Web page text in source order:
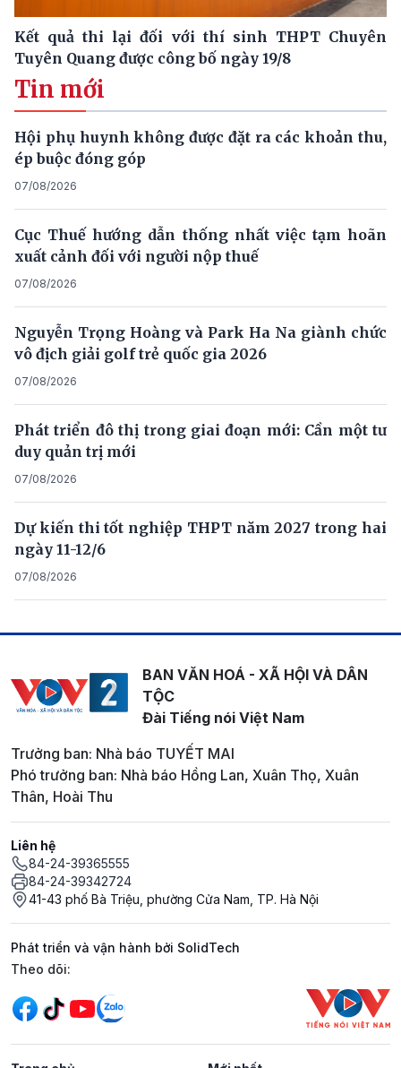
Kết quả thi lại đối với thí sinh THPT Chuyên
Tuyên Quang được công bố ngày 19/8
Tin mới
Hội phụ huynh không được đặt ra các khoản thu,
ép buộc đóng góp
07/08/2026
Cục Thuế hướng dẫn thống nhất việc tạm hoãn
xuất cảnh đối với người nộp thuế
07/08/2026
Nguyễn Trọng Hoàng và Park Ha Na giành chức
vô địch giải golf trẻ quốc gia 2026
07/08/2026
Phát triển đô thị trong giai đoạn mới: Cần một tư
duy quản trị mới
07/08/2026
Dự kiến thi tốt nghiệp THPT năm 2027 trong hai
ngày 11-12/6
07/08/2026
BAN VĂN HOÁ - XÃ HỘI VÀ DÂN
TỘC
Đài Tiếng nói Việt Nam
Trưởng ban: Nhà báo TUYẾT MAI
Phó trưởng ban: Nhà báo Hồng Lan, Xuân Thọ, Xuân
Thân, Hoài Thu
Liên hệ
84-24-39365555
84-24-39342724
41-43 phố Bà Triệu, phường Cửa Nam, TP. Hà Nội
Phát triển và vận hành bởi SolidTech
Mạng xã hội
Theo dõi: